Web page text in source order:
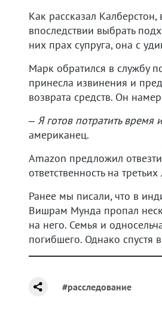
Как рассказал
впоследствии выбрать
них прах супруга, она с
Марк обратился в службу
принесла извинения и
возврата средств. Он
– Я готов потратить время
американец.
Amazon предложил
ответственность на
Ранее мы писали, что в
Вишрам Мунда пропал
на него. Семья и
погибшего. Однако
#расследование